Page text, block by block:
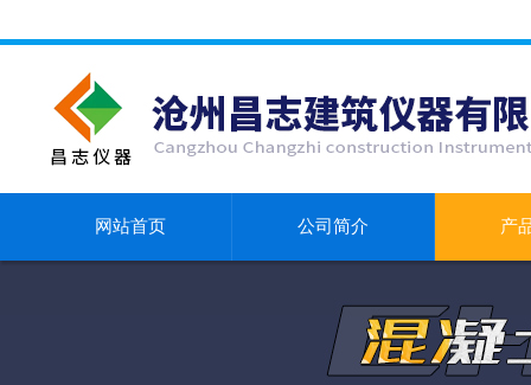
网站首页 公司简介 产